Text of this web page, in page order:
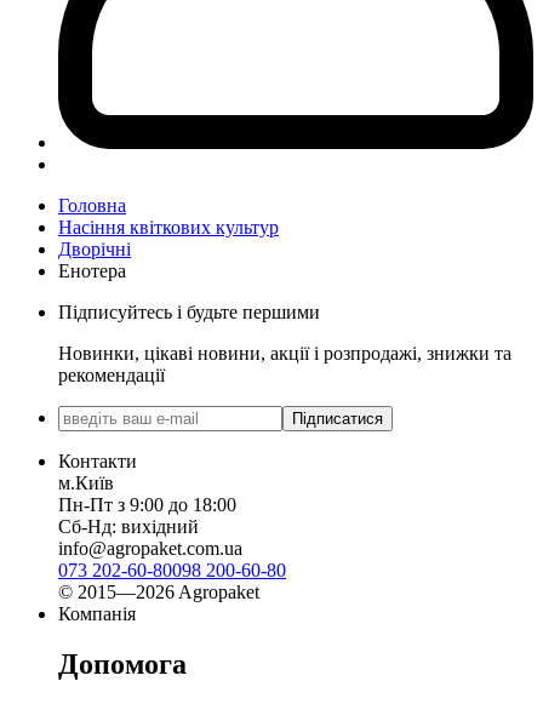
Головна
Насіння квіткових культур
Дворічні
Енотера
Підписуйтесь і будьте першими
Новинки, цікаві новини, акції і розпродажі, знижки та
рекомендації
Підписатися
Контакти
м.Київ
Пн-Пт з 9:00 до 18:00
Сб-Нд: вихідний
info@agropaket.com.ua
073 202-60-80098 200-60-80
© 2015—2026 Agropaket
Компанія
Допомога